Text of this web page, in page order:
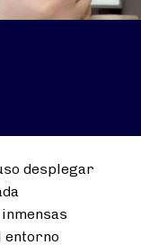
desplegar
entorno